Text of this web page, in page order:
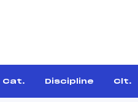
Cat. Discipline Clt.